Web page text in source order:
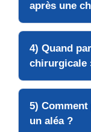
après une
4) Quand
chirurgicale
5)
un aléa ?